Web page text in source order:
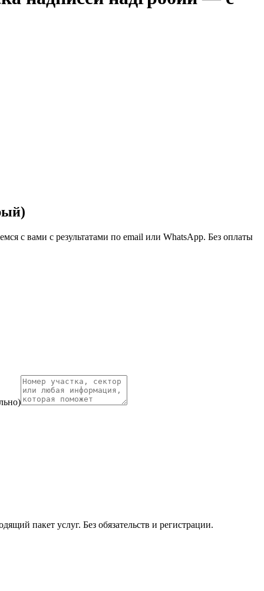
с вами с результатами по email или WhatsApp. Без оплаты
пакет услуг. Без обязательств и регистрации.